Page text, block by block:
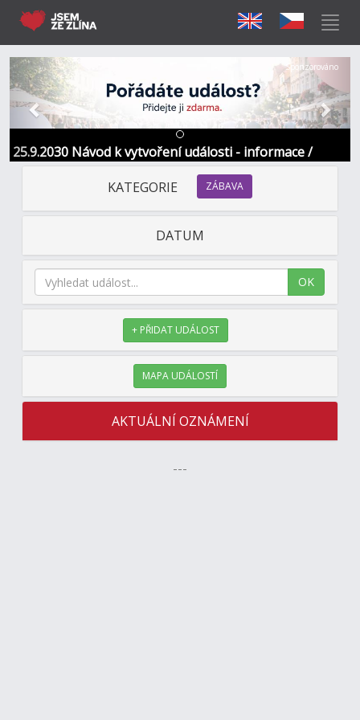
25.9.2030 Návod k vytvoření události - informace /
kontakt
Předchozí Další
Sponzorováno
KATEGORIE ZÁBAVA
DATUM
OK
+ PŘIDAT UDÁLOST
MAPA UDÁLOSTÍ
AKTUÁLNÍ OZNÁMENÍ
---